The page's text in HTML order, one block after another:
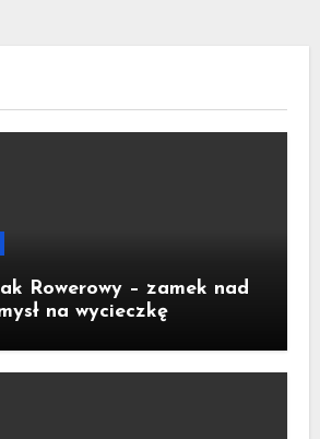
Rowerowy – zamek nad
na wycieczkę